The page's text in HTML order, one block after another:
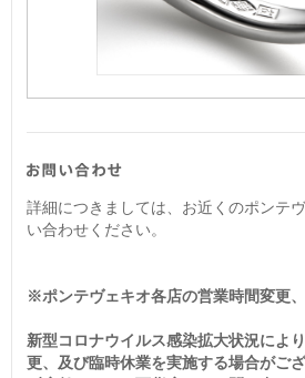
詳細につきましては、お近くのポンテ
い合わせください。
※ポンテヴェキオ各店の営業時間変更
新型コロナウイルス感染拡大状況によ
更、及び臨時休業を実施する場合がご